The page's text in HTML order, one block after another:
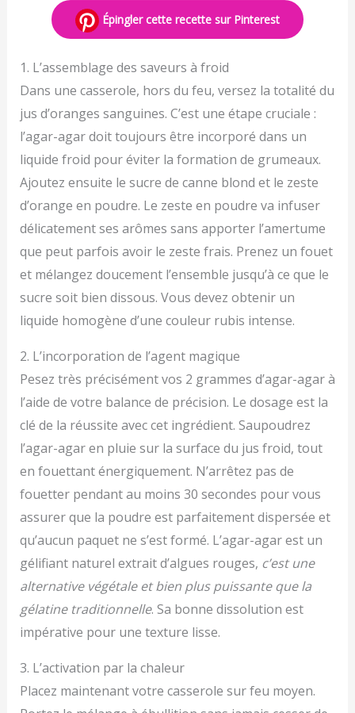
Épingler cette recette sur Pinterest
1. L’assemblage des saveurs à froid
Dans une casserole, hors du feu, versez la totalité du
jus d’oranges sanguines. C’est une étape cruciale :
l’agar-agar doit toujours être incorporé dans un
liquide froid pour éviter la formation de grumeaux.
Ajoutez ensuite le sucre de canne blond et le zeste
d’orange en poudre. Le zeste en poudre va infuser
délicatement ses arômes sans apporter l’amertume
que peut parfois avoir le zeste frais. Prenez un fouet
et mélangez doucement l’ensemble jusqu’à ce que le
sucre soit bien dissous. Vous devez obtenir un
liquide homogène d’une couleur rubis intense.
2. L’incorporation de l’agent magique
Pesez très précisément vos 2 grammes d’agar-agar à
l’aide de votre balance de précision. Le dosage est la
clé de la réussite avec cet ingrédient. Saupoudrez
l’agar-agar en pluie sur la surface du jus froid, tout
en fouettant énergiquement. N’arrêtez pas de
fouetter pendant au moins 30 secondes pour vous
assurer que la poudre est parfaitement dispersée et
qu’aucun paquet ne s’est formé. L’agar-agar est un
gélifiant naturel extrait d’algues rouges, c’est une
alternative végétale et bien plus puissante que la
gélatine traditionnelle. Sa bonne dissolution est
impérative pour une texture lisse.
3. L’activation par la chaleur
Placez maintenant votre casserole sur feu moyen.